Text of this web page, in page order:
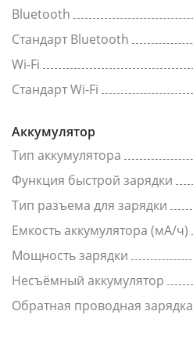
Bluetooth
Стандарт Bluetooth
Wi-Fi
Стандарт Wi-Fi
Аккумулятор
Тип аккумулятора
Функция быстрой зарядки
Тип разъема для зарядки
Емкость аккумулятора (мА/ч)
Мощность зарядки
Несъёмный аккумулятор
Обратная проводная зарядка